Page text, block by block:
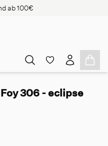
ab 100€
306 - eclipse